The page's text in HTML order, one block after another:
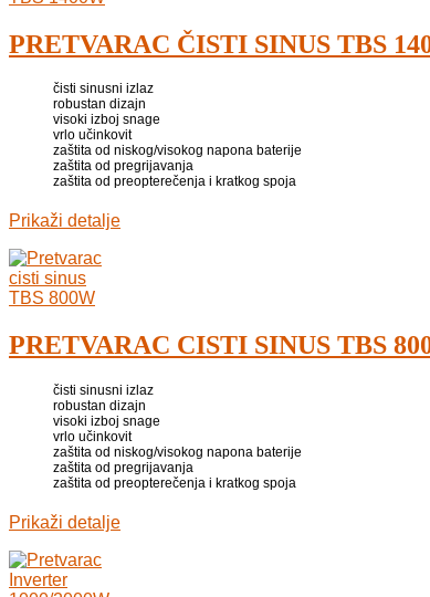
PRETVARAC ČISTI SINUS TBS
čisti sinusni izlaz
robustan dizajn
visoki izboj snage
vrlo učinkovit
zaštita od niskog/visokog napona baterije
zaštita od pregrijavanja
zaštita od preopterečenja i kratkog spoja
Prikaži detalje
PRETVARAC CISTI SINUS TBS
čisti sinusni izlaz
robustan dizajn
visoki izboj snage
vrlo učinkovit
zaštita od niskog/visokog napona baterije
zaštita od pregrijavanja
zaštita od preopterečenja i kratkog spoja
Prikaži detalje